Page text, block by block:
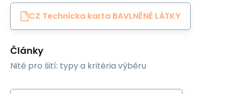
CZ Technicka karta BAVLNĚNÉ LÁTKY
Články
Nitě pro šití: typy a kritéria výběru